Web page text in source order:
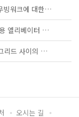
KS B ISO/TS 25740-1 - 에스컬레이터 및 무빙워크에 대한 안전요건 — 제1부: 세계공통 필수 안전요건(GESRs)
KS B ISO/TS 8100-21 - 승객 및 화물 운송용 엘리베이터 —제21부: 세계공통 필수안전요건(GESRs)을 충족하는 세계공통 안전 파라미터(GSPs)
KS C IEC TS 62872 - 산업 시설과 스마트 그리드 사이의 산업 공정 측정, 제어 및 자동화 시스템 인터페이스
오시는 길